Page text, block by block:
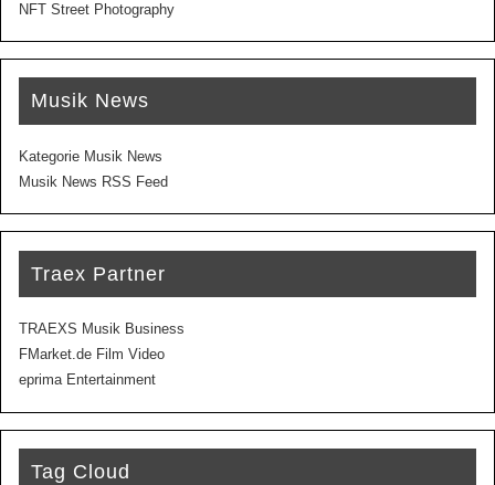
NFT Street Photography
Musik News
Kategorie Musik News
Musik News RSS Feed
Traex Partner
TRAEXS Musik Business
FMarket.de Film Video
eprima Entertainment
Tag Cloud